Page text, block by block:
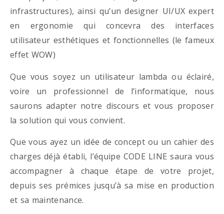
infrastructures), ainsi qu’un designer UI/UX expert
en ergonomie qui concevra des interfaces
utilisateur esthétiques et fonctionnelles (le fameux
effet WOW)
Que vous soyez un utilisateur lambda ou éclairé,
voire un professionnel de l’informatique, nous
saurons adapter notre discours et vous proposer
la solution qui vous convient.
Que vous ayez un idée de concept ou un cahier des
charges déjà établi, l’équipe CODE LINE saura vous
accompagner à chaque étape de votre projet,
depuis ses prémices jusqu’à sa mise en production
et sa maintenance.